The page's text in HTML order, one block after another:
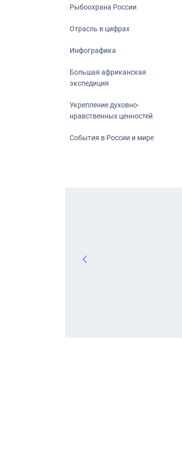
Рыбоохрана России
Отрасль в цифрах
Инфографика
Большая африканская
экспедиция
Укрепление духовно-
нравственных ценностей
События в России и мире